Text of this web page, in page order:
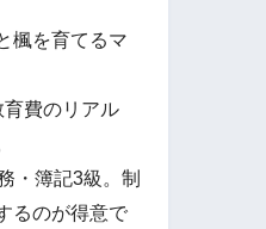
楓を育てるマ
費のリアル
・簿記3級。制
るのが得意で